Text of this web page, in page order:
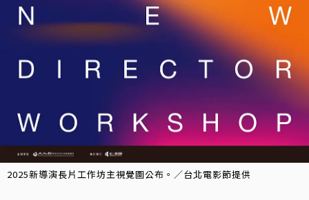
2025新導演長片工作坊主視覺圖公布。／台北電影節提供